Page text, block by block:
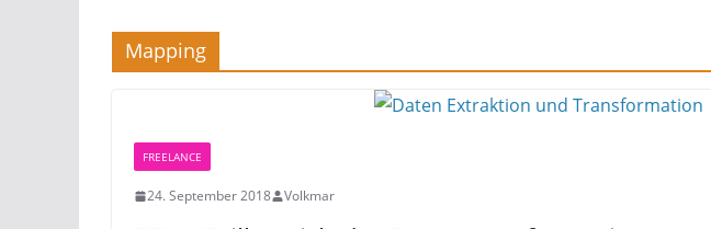
Mapping
FREELANCE
24. September 2018 Volkmar